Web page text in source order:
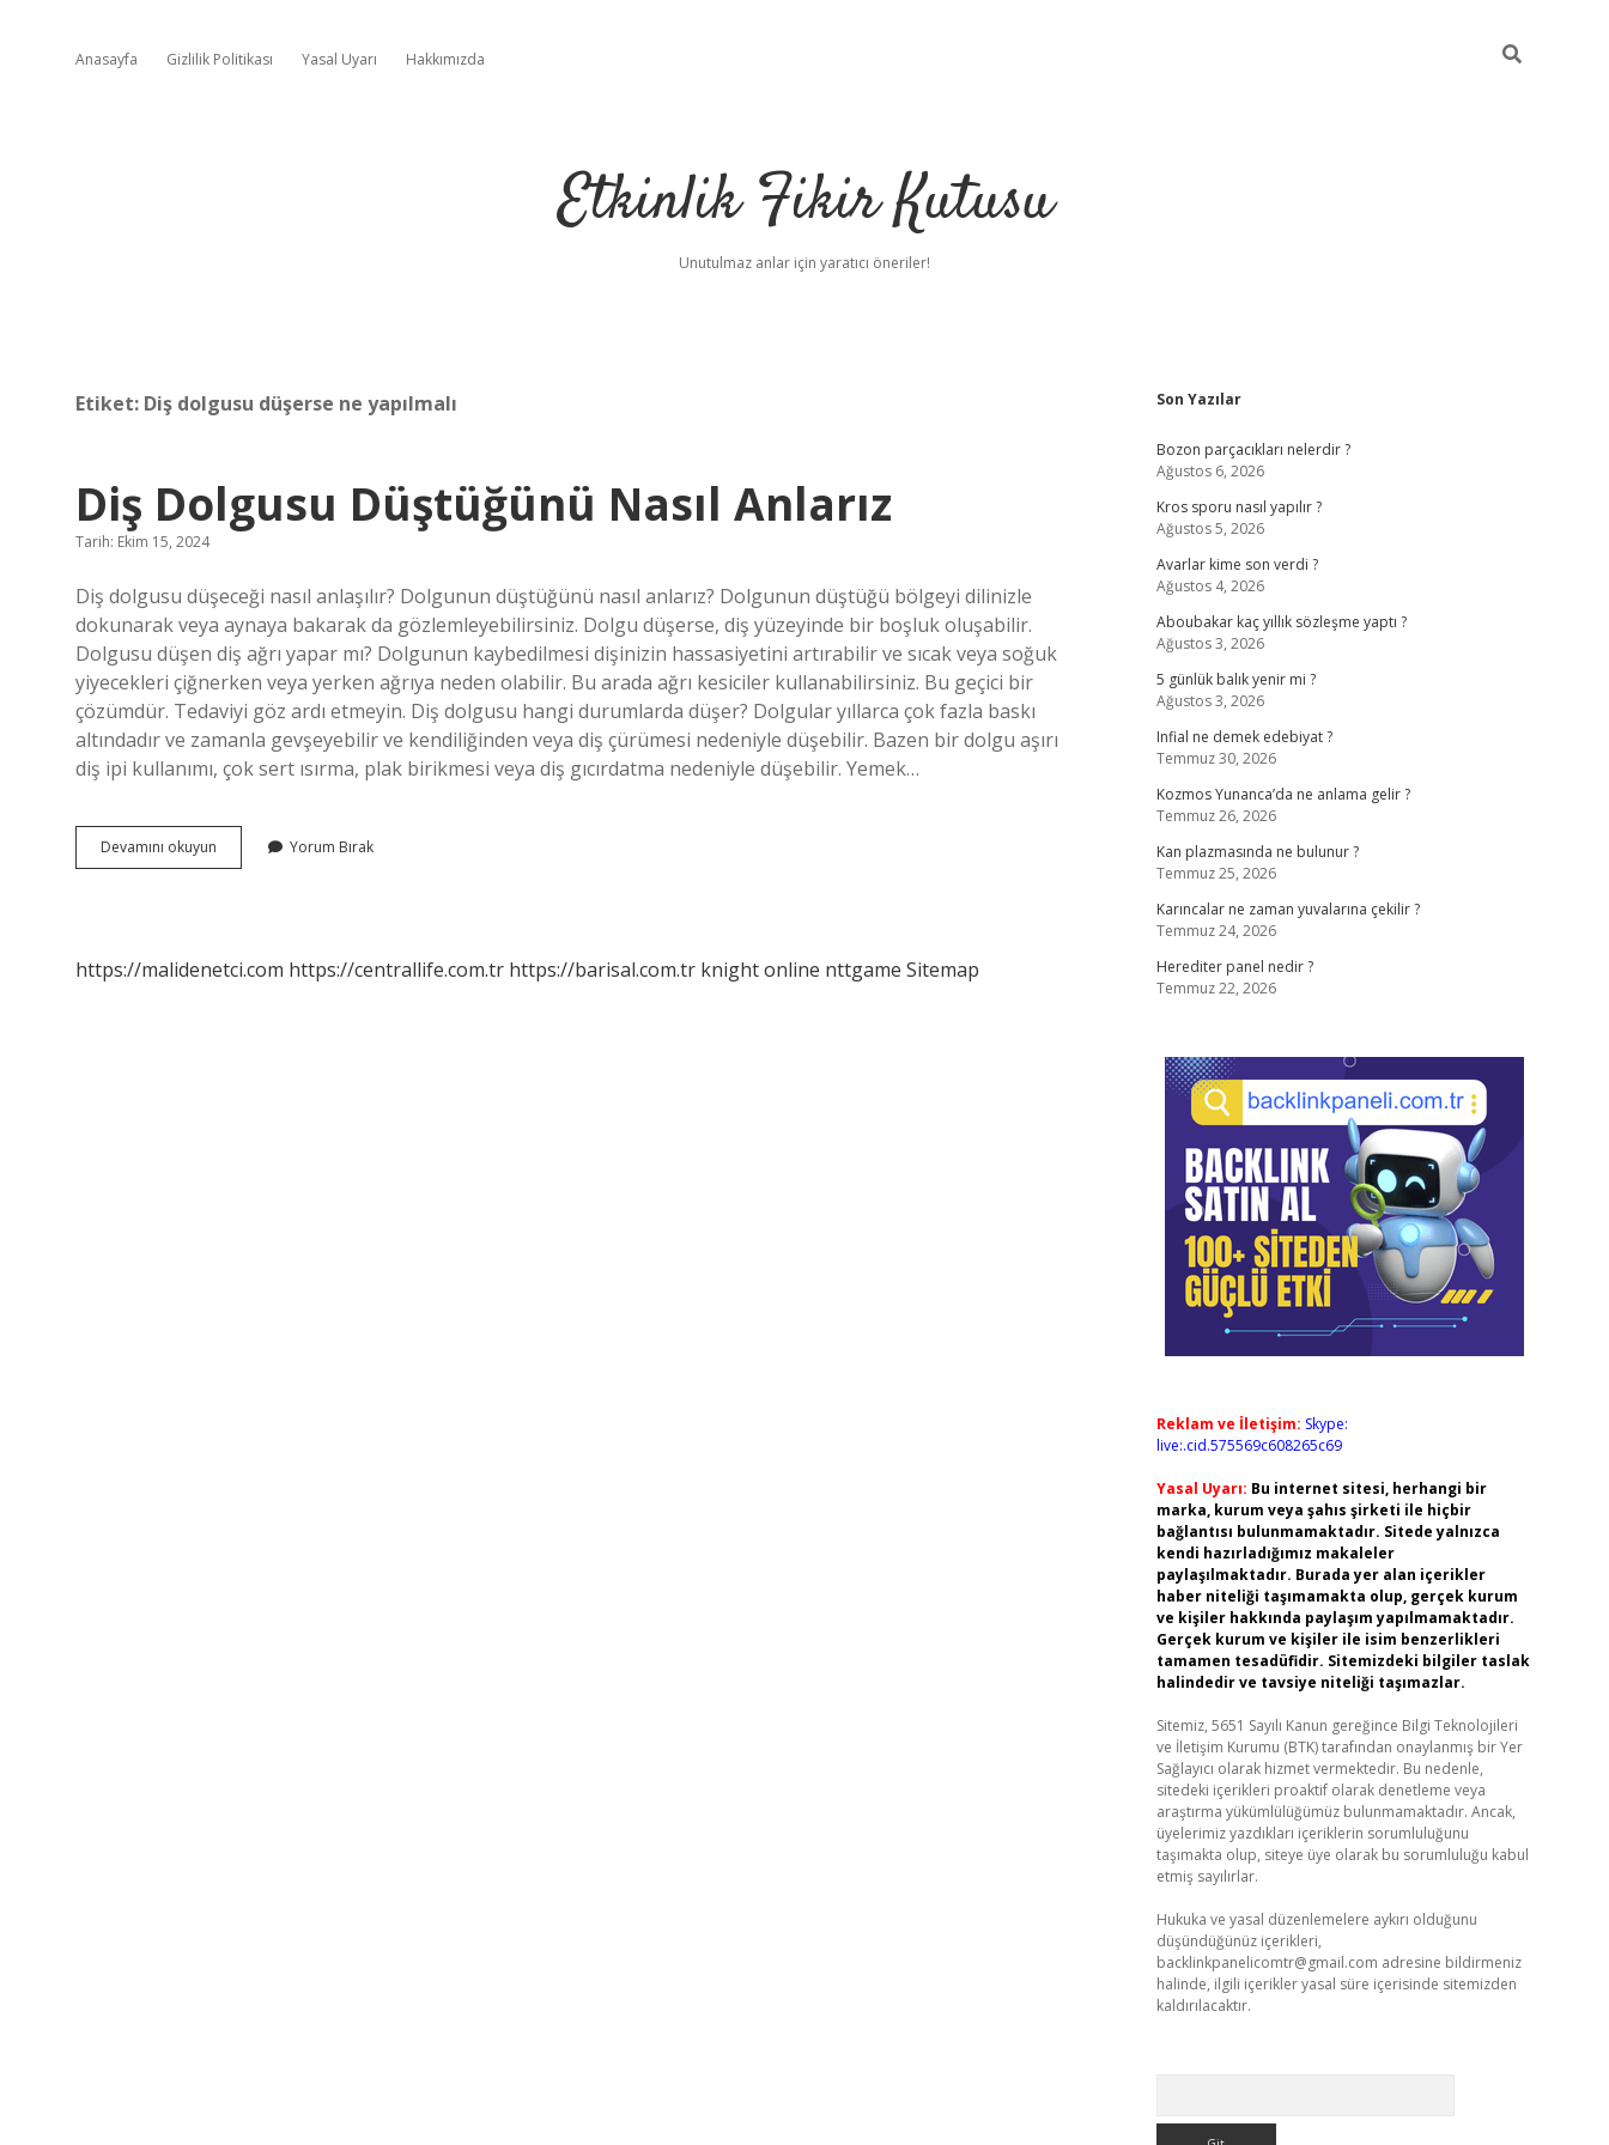
Anasayfa Gizlilik Politikası Yasal Uyarı Hakkımızda
Etkinlik Fikir Kutusu
Unutulmaz anlar için yaratıcı öneriler!
Etiket: Diş dolgusu düşerse ne yapılmalı
Diş Dolgusu Düştüğünü Nasıl Anlarız
Tarih: Ekim 15, 2024
Diş dolgusu düşeceği nasıl anlaşılır? Dolgunun düştüğünü nasıl anlarız? Dolgunun düştüğü bölgeyi dilinizle
dokunarak veya aynaya bakarak da gözlemleyebilirsiniz. Dolgu düşerse, diş yüzeyinde bir boşluk oluşabilir.
Dolgusu düşen diş ağrı yapar mı? Dolgunun kaybedilmesi dişinizin hassasiyetini artırabilir ve sıcak veya soğuk
yiyecekleri çiğnerken veya yerken ağrıya neden olabilir. Bu arada ağrı kesiciler kullanabilirsiniz. Bu geçici bir
çözümdür. Tedaviyi göz ardı etmeyin. Diş dolgusu hangi durumlarda düşer? Dolgular yıllarca çok fazla baskı
altındadır ve zamanla gevşeyebilir ve kendiliğinden veya diş çürümesi nedeniyle düşebilir. Bazen bir dolgu aşırı
diş ipi kullanımı, çok sert ısırma, plak birikmesi veya diş gıcırdatma nedeniyle düşebilir. Yemek…
Devamını okuyun
Dolgusu
Yorum Bırak
https://malidenetci.com https://centrallife.com.tr https://barisal.com.tr knight online nttgame Sitemap
Sidebar
Son Yazılar
Bozon parçacıkları nelerdir ?
Ağustos 6, 2026
Kros sporu nasıl yapılır ?
Ağustos 5, 2026
Avarlar kime son verdi ?
Ağustos 4, 2026
Aboubakar kaç yıllık sözleşme yaptı ?
Ağustos 3, 2026
5 günlük balık yenir mi ?
Ağustos 3, 2026
Infial ne demek edebiyat ?
Temmuz 30, 2026
Kozmos Yunanca’da ne anlama gelir ?
Temmuz 26, 2026
Kan plazmasında ne bulunur ?
Temmuz 25, 2026
Karıncalar ne zaman yuvalarına çekilir ?
Temmuz 24, 2026
Herediter panel nedir ?
Temmuz 22, 2026
Reklam ve İletişim: Skype:
live:.cid.575569c608265c69
Yasal Uyarı: Bu internet sitesi, herhangi bir
marka, kurum veya şahıs şirketi ile hiçbir
bağlantısı bulunmamaktadır. Sitede yalnızca
kendi hazırladığımız makaleler
paylaşılmaktadır. Burada yer alan içerikler
haber niteliği taşımamakta olup, gerçek kurum
ve kişiler hakkında paylaşım yapılmamaktadır.
Gerçek kurum ve kişiler ile isim benzerlikleri
tamamen tesadüfidir. Sitemizdeki bilgiler taslak
halindedir ve tavsiye niteliği taşımazlar.
Sitemiz, 5651 Sayılı Kanun gereğince Bilgi Teknolojileri
ve İletişim Kurumu (BTK) tarafından onaylanmış bir Yer
Sağlayıcı olarak hizmet vermektedir. Bu nedenle,
sitedeki içerikleri proaktif olarak denetleme veya
araştırma yükümlülüğümüz bulunmamaktadır. Ancak,
üyelerimiz yazdıkları içeriklerin sorumluluğunu
taşımakta olup, siteye üye olarak bu sorumluluğu kabul
etmiş sayılırlar.
Hukuka ve yasal düzenlemelere aykırı olduğunu
düşündüğünüz içerikleri,
backlinkpanelicomtr@gmail.com adresine bildirmeniz
halinde, ilgili içerikler yasal süre içerisinde sitemizden
kaldırılacaktır.